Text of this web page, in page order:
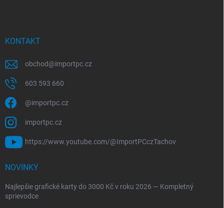
KONTAKT
obchod@importpc.cz
603 593 660
@importpc.cz
importpc.cz
https://www.youtube.com/@ImportPCczTachov
NOVINKY
Najlepšie grafické karty do 3000 Kč v roku 2026 — Kompletný
sprievodce